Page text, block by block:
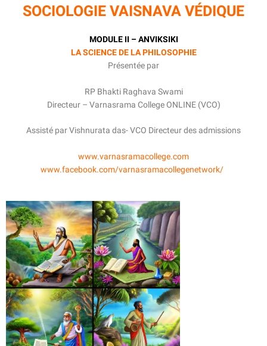
SOCIOLOGIE VAISNAVA VÉDIQUE
MODULE II – ANVIKSIKI
LA SCIENCE DE LA PHILOSOPHIE
Présentée par
RP Bhakti Raghava Swami
Directeur – Varnasrama College ONLINE (VCO)
Assisté par Vishnurata das- VCO Directeur des admissions
www.varnasramacollege.com
www.facebook.com/varnasramacollegenetwork/